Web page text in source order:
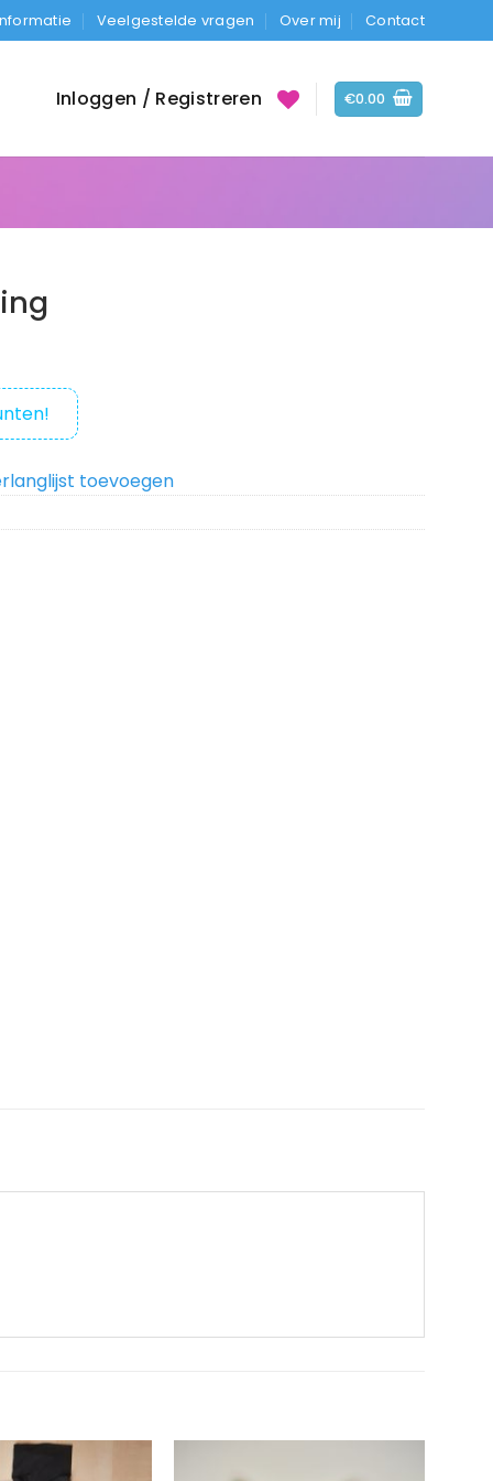
Veelgestelde vragen Over mij Contact
Inloggen / Registreren €0.00
toevoegen